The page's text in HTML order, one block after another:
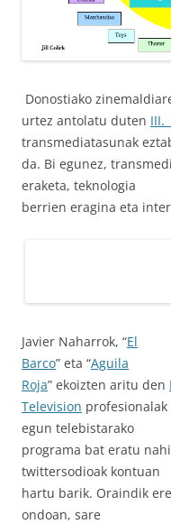
Donostiako
urtez antolatu duten III.
transmediatasunak
da. Bi egunez,
eraketa, teknologia
berrien eragina eta
Javier Naharrok, “El
Barco” eta “Aguila
Roja” ekoizten aritu den
Television
egun telebistarako
programa bat eratu
twittersodioak kontuan
hartu barik. Oraindik
ondoan, sare